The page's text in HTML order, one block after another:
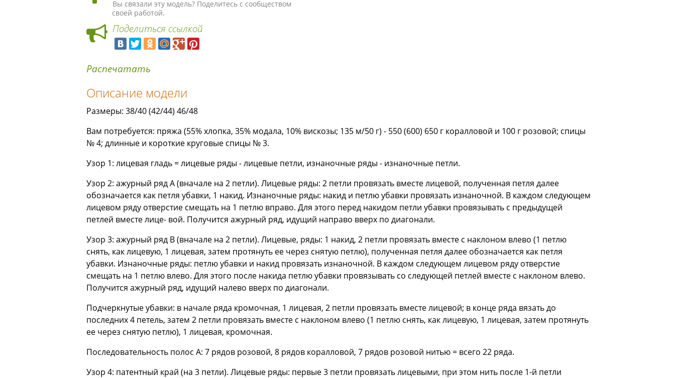
Вы связали эту модель? Поделитесь с сообществом
своей работой.
Поделиться ссылкой
Распечатать
Описание модели
Размеры: 38/40 (42/44) 46/48
Вам потребуется: пряжа (55% хлопка, 35% модала, 10% вискозы; 135 м/50 г) - 550 (600) 650 г коралловой и 100 г розовой; спицы
№ 4; длинные и короткие круговые спицы № 3.
Узор 1: лицевая гладь = лицевые ряды - лицевые петли, изнаночные ряды - изнаночные петли.
Узор 2: ажурный ряд А (вначале на 2 петли). Лицевые ряды: 2 петли провязать вместе лицевой, полученная петля далее
обозначается как петля убавки, 1 накид. Изнаночные ряды: накид и петлю убавки провязать изнаночной. В каждом следующем
лицевом ряду отверстие смещать на 1 петлю вправо. Для этого перед накидом петли убавки провязывать с предыдущей
петлей вместе лице- вой. Получится ажурный ряд, идущий направо вверх по диагонали.
Узор 3: ажурный ряд В (вначале на 2 петли). Лицевые, ряды: 1 накид, 2 петли провязать вместе с наклоном влево (1 петлю
снять, как лицевую, 1 лицевая, затем протянуть ее через снятую петлю), полученная петля далее обозначается как петля
убавки. Изнаночные ряды: петлю убавки и накид провязать изнаночной. В каждом следующем лицевом ряду отверстие
смещать на 1 петлю влево. Для этого после накида петлю убавки провязывать со следующей петлей вместе с наклоном влево.
Получится ажурный ряд, идущий налево вверх по диагонали.
Подчеркнутые убавки: в начале ряда кромочная, 1 лицевая, 2 петли провязать вместе лицевой; в конце ряда вязать до
последних 4 петель, затем 2 петли провязать вместе с наклоном влево (1 петлю снять, как лицевую, 1 лицевая, затем протянуть
ее через снятую петлю), 1 лицевая, кромочная.
Последовательность полос A: 7 рядов розовой, 8 рядов коралловой, 7 рядов розовой нитью = всего 22 ряда.
Узор 4: патентный край (на 3 петли). Лицевые ряды: первые 3 петли провязать лицевыми, при этом нить после 1-й петли